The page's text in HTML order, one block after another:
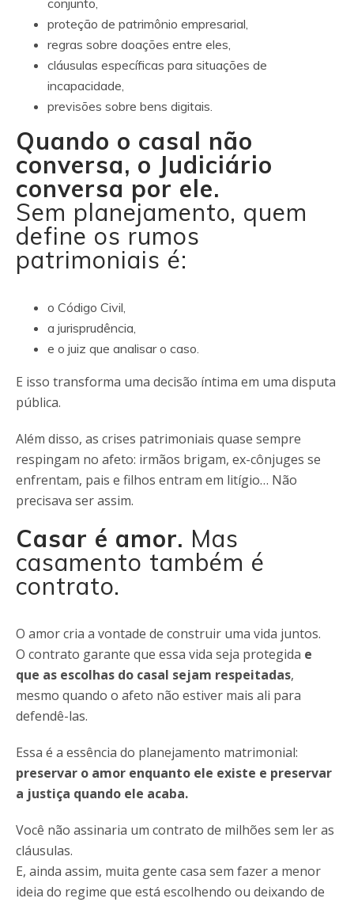
conjunto,
proteção de patrimônio empresarial,
regras sobre doações entre eles,
cláusulas específicas para situações de
incapacidade,
previsões sobre bens digitais.
Quando o casal não
conversa, o Judiciário
conversa por ele.
Sem planejamento, quem
define os rumos
patrimoniais é:
o Código Civil,
a jurisprudência,
e o juiz que analisar o caso.
E isso transforma uma decisão íntima em uma disputa
pública.
Além disso, as crises patrimoniais quase sempre
respingam no afeto: irmãos brigam, ex-cônjuges se
enfrentam, pais e filhos entram em litígio… Não
precisava ser assim.
Casar é amor. Mas
casamento também é
contrato.
O amor cria a vontade de construir uma vida juntos.
O contrato garante que essa vida seja protegida e
que as escolhas do casal sejam respeitadas,
mesmo quando o afeto não estiver mais ali para
defendê-las.
Essa é a essência do planejamento matrimonial:
preservar o amor enquanto ele existe e preservar
a justiça quando ele acaba.
Você não assinaria um contrato de milhões sem ler as
cláusulas.
E, ainda assim, muita gente casa sem fazer a menor
ideia do regime que está escolhendo ou deixando de